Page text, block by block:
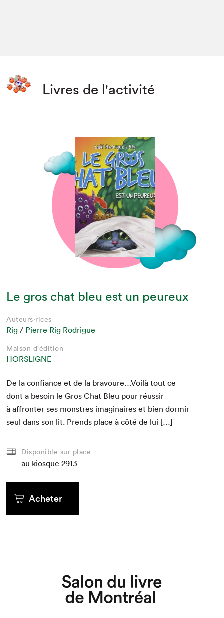
Que cherchez-vous?
Livres de l'activité
Le gros chat bleu est un peureux
Auteurs·rices
Rig / Pierre Rig Rodrigue
Maison d'édition
HORSLIGNE
De la con­fi­ance et de la bravoure…Voilà tout ce
dont a besoin le Gros Chat Bleu pour réus­sir
à affron­ter ses mon­stres imag­i­naires et bien dormir
seul dans son lit. Prends place à côté de lui […]
Disponible sur place
au kiosque 2913
Acheter